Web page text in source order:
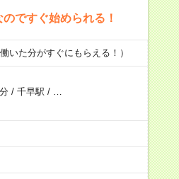
ですぐ始められる！
いた分がすぐにもらえる！）
/ 千早駅 /